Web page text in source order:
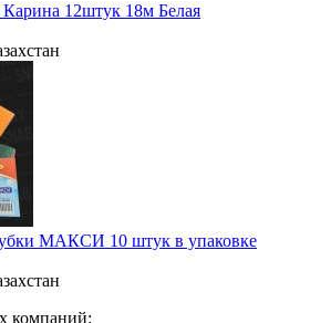
Карина 12штук 18м Белая
МАКСИ 10 штук в упаковке
компаний: